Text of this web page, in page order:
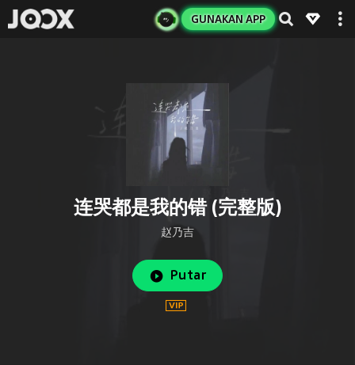
GUNAKAN APP
连哭都是我的错 (完整版)
赵乃吉
Putar